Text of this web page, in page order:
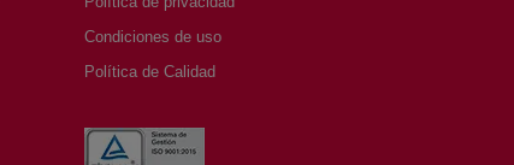
Condiciones de uso
Política de Calidad